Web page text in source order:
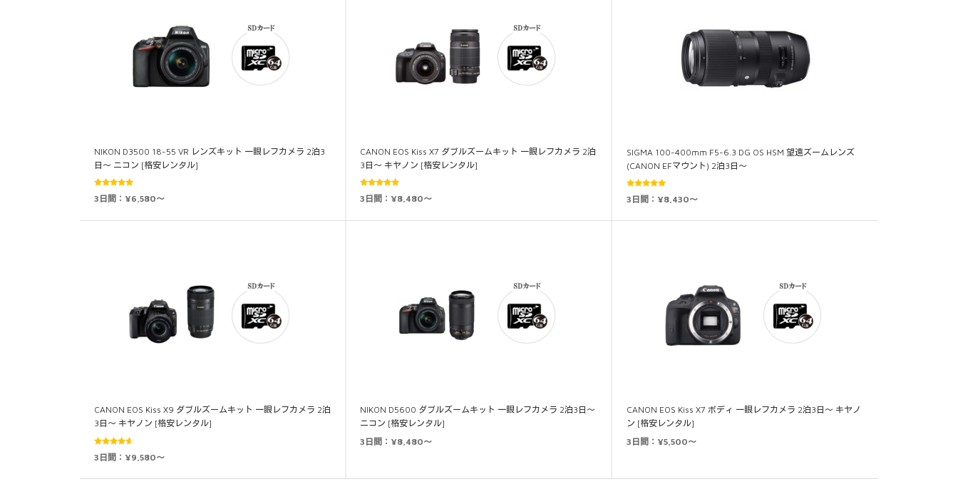
NIKON D3500 18-55 VR レンズキット 一眼レフカメラ 2泊3
日～ ニコン [格安レンタル]
5段階中
3日間：¥6,580～
CANON EOS Kiss X7 ダブルズームキット 一眼レフカメラ 2泊
3日～ キヤノン [格安レンタル]
5段階中
3日間：¥8,480～
SIGMA 100-400mm F5-6.3 DG OS HSM 望遠ズームレンズ
(CANON EFマウント) 2泊3日～
5段階中
3日間：¥8,430～
CANON EOS Kiss X9 ダブルズームキット 一眼レフカメラ 2泊
3日～ キヤノン [格安レンタル]
5段階中
3日間：¥9,580～
NIKON D5600 ダブルズームキット 一眼レフカメラ 2泊3日～
ニコン [格安レンタル]
3日間：¥8,480～
CANON EOS Kiss X7 ボディ 一眼レフカメラ 2泊3日～ キヤノ
ン [格安レンタル]
3日間：¥5,500～